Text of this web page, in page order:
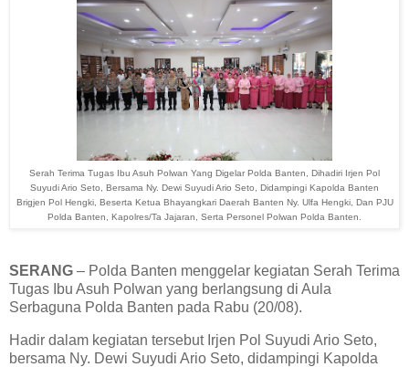
Serah Terima Tugas Ibu Asuh Polwan Yang Digelar Polda Banten, Dihadiri Irjen Pol
Suyudi Ario Seto, Bersama Ny. Dewi Suyudi Ario Seto, Didampingi Kapolda Banten
Brigjen Pol Hengki, Beserta Ketua Bhayangkari Daerah Banten Ny. Ulfa Hengki, Dan PJU
Polda Banten, Kapolres/Ta Jajaran, Serta Personel Polwan Polda Banten.
SERANG – Polda Banten menggelar kegiatan Serah Terima
Tugas Ibu Asuh Polwan yang berlangsung di Aula
Serbaguna Polda Banten pada Rabu (20/08).
Hadir dalam kegiatan tersebut Irjen Pol Suyudi Ario Seto,
bersama Ny. Dewi Suyudi Ario Seto, didampingi Kapolda